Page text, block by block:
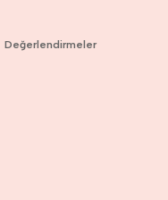
Değerlendirmeler